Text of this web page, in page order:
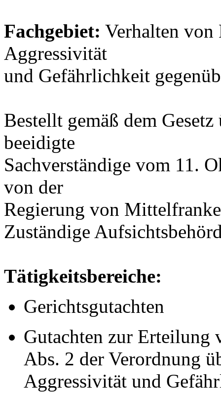
Fachgebiet: Verhalten
Aggressivität
und Gefährlichkeit
Bestellt gemäß dem
beeidigte
Sachverständige vom 11.
von der
Regierung von
Zuständige
Tätigkeitsbereiche:
Gerichtsgutachten
Gutachten zur Erteilung
Abs. 2 der Verordnung
Aggressivität und